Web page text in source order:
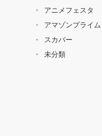
アニメフェスタ
アマゾンプライム
スカパー
未分類